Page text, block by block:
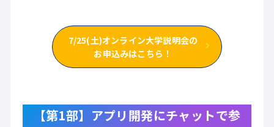
7/25(土)オンライン大学説明会の
お申込みはこちら！
【第1部】アプリ開発にチャットで参